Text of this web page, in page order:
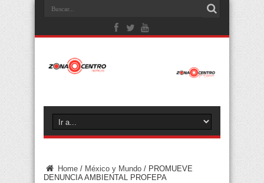
Home / México y Mundo / PROMUEVE
DENUNCIA AMBIENTAL PROFEPA